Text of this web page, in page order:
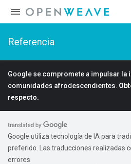
Referencia
Google se compromete a impulsar la
comunidades afrodescendientes.
respecto.
Google utiliza tecnología de IA para
preferido. Las traducciones realizadas
errores.